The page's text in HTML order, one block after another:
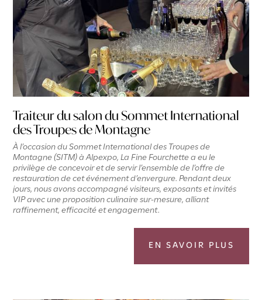
Traiteur du salon du Sommet International
des Troupes de Montagne
À l’occasion du Sommet International des Troupes de
Montagne (SITM) à Alpexpo, La Fine Fourchette a eu le
privilège de concevoir et de servir l’ensemble de l’offre de
restauration de cet événement d’envergure. Pendant deux
jours, nous avons accompagné visiteurs, exposants et invités
VIP avec une proposition culinaire sur-mesure, alliant
raffinement, efficacité et engagement.
EN SAVOIR PLUS